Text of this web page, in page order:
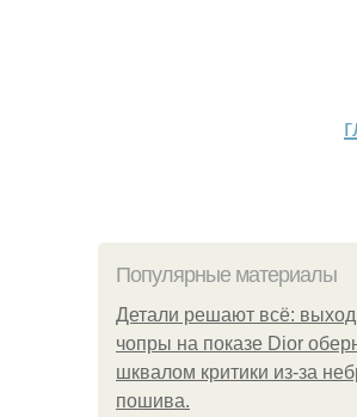
Популярные материалы
Детали решают всё: выход
чопры на показе Dior
шквалом критики из-за
пошива.